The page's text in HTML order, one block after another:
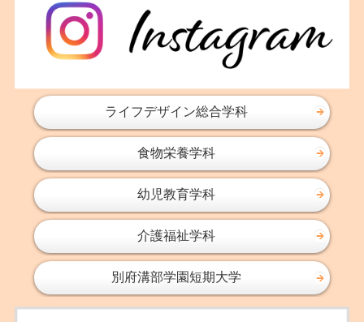
ライフデザイン総合学科
食物栄養学科
幼児教育学科
介護福祉学科
別府溝部学園短期大学